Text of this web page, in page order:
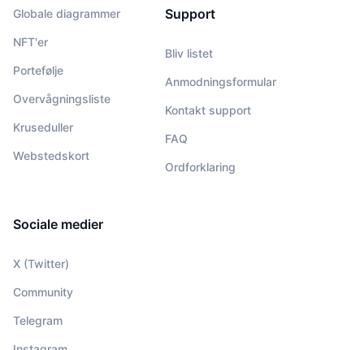
Globale diagrammer
NFT'er
Portefølje
Overvågningsliste
Kruseduller
Webstedskort
Support
Bliv listet
Anmodningsformular
Kontakt support
FAQ
Ordforklaring
Sociale medier
X (Twitter)
Community
Telegram